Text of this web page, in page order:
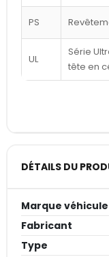
PS
UL
Série
tête en
DÉTAILS DU
Marque véhicule
Fabricant
Type